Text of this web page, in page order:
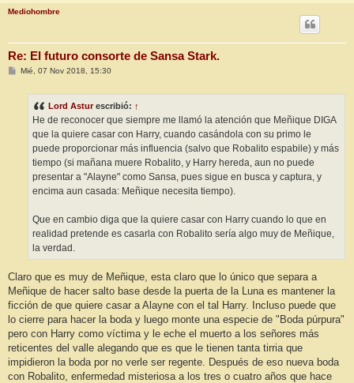
Mediohombre
Re: El futuro consorte de Sansa Stark.
MMié, 07 Nov 2018, 15:30
Lord Asturescribió: ↑
He de reconocer que siempre me llamó la atención que Meñique DIGA
que la quiere casar con Harry, cuando casándola con su primo le
puede proporcionar más influencia (salvo que Robalito espabile) y más
tiempo (si mañana muere Robalito, y Harry hereda, aun no puede
presentar a "Alayne" como Sansa, pues sigue en busca y captura, y
encima aun casada: Meñique necesita tiempo).
Que en cambio diga que la quiere casar con Harry cuando lo que en
realidad pretende es casarla con Robalito sería algo muy de Meñique,
la verdad.
Claro que es muy de Meñique, esta claro que lo único que separa a
Meñique de hacer salto base desde la puerta de la Luna es mantener la
ficción de que quiere casar a Alayne con el tal Harry. Incluso puede que
lo cierre para hacer la boda y luego monte una especie de "Boda púrpura"
pero con Harry como víctima y le eche el muerto a los señores más
reticentes del valle alegando que es que le tienen tanta tirria que
impidieron la boda por no verle ser regente. Después de eso nueva boda
con Robalito, enfermedad misteriosa a los tres o cuatro años que hace